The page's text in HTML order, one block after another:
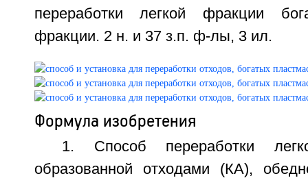
переработки легкой фракции
фракции. 2 н. и 37 з.п. ф-лы, 3 ил.
Формула изобретения
1. Способ переработки
образованной отходами (КА),